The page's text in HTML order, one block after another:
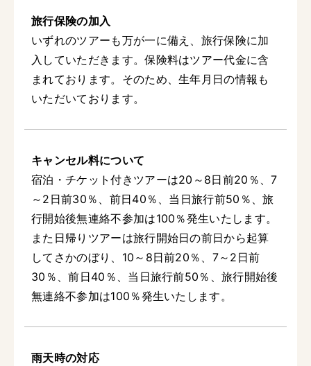
旅行保険の加入
いずれのツアーも万が一に備え、旅行保険に加
入していただきます。保険料はツアー代金に含
まれております。そのため、生年月日の情報も
いただいております。
キャンセル料について
宿泊・チケット付きツアーは20～8日前20％、7
～2日前30％、前日40％、当日旅行前50％、旅
行開始後無連絡不参加は100％発生いたします。
また日帰りツアーは旅行開始日の前日から起算
してさかのぼり、10～8日前20％、7～2日前
30％、前日40％、当日旅行前50％、旅行開始後
無連絡不参加は100％発生いたします。
雨天時の対応